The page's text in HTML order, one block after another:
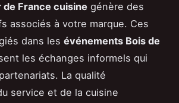
France cuisine génère des
associés à votre marque. Ces
dans les événements Bois de
les échanges informels qui
La qualité
service et de la cuisine